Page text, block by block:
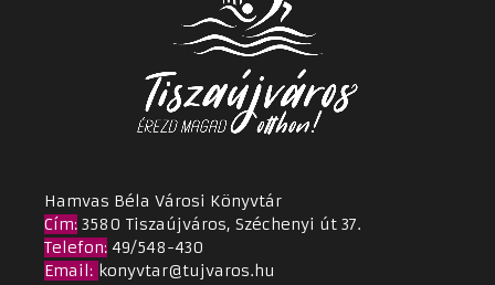
Hamvas Béla Városi Könyvtár
Cím: 3580 Tiszaújváros, Széchenyi út 37.
Telefon: 49/548-430
Email : konyvtar@tujvaros.hu